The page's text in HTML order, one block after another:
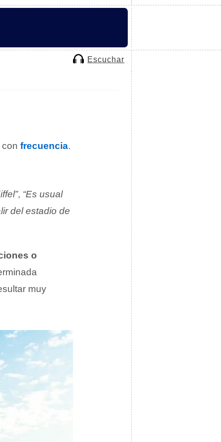
Escuchar
frecuencia.
, “Es usual
del estadio de
o
muy